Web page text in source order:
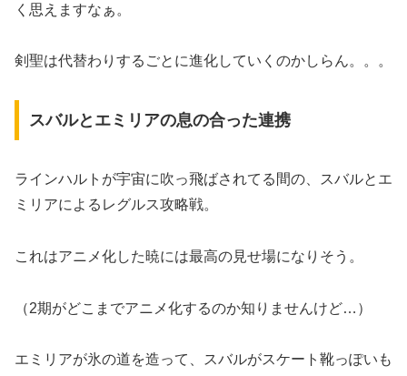
く思えますなぁ。
剣聖は代替わりするごとに進化していくのかしらん。。。
スバルとエミリアの息の合った連携
ラインハルトが宇宙に吹っ飛ばされてる間の、スバルとエ
ミリアによるレグルス攻略戦。
これはアニメ化した暁には最高の見せ場になりそう。
（2期がどこまでアニメ化するのか知りませんけど…）
エミリアが氷の道を造って、スバルがスケート靴っぽいも